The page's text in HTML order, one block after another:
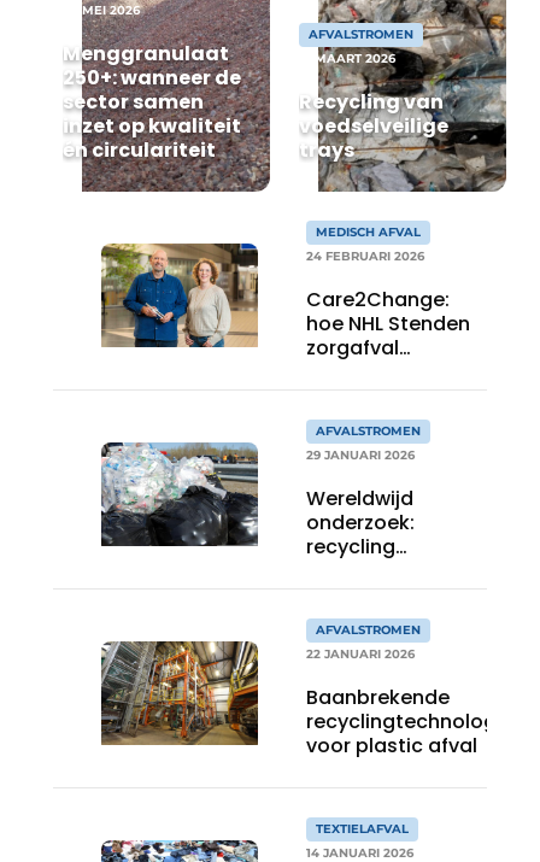
recyclingstroom in België
Vacature aanmelden
Vacatures
Video’s
Safety First
Kranen
Recyclinginstallaties
Detectieapparatuur
Persen
Stofbeheersing
Shredders
Transportbanden
Bedrijfsafval
Bouw & Sloopafval
Elektronisch Afval
Glasrecyclage
28 MEI 2026
Menggranulaat
250+: wanneer de
sector samen
inzet op kwaliteit
én circulariteit
AFVALSTROMEN
19 MAART 2026
Recycling van
voedselveilige
trays
MEDISCH AFVAL
24 FEBRUARI 2026
Care2Change:
hoe NHL Stenden
zorgafval
AFVALSTROMEN
29 JANUARI 2026
Wereldwijd
onderzoek:
recycling
bereikt mijlpaal
AFVALSTROMEN
22 JANUARI 2026
Baanbrekende
recyclingtechnologie
voor plastic afval
TEXTIELAFVAL
14 JANUARI 2026